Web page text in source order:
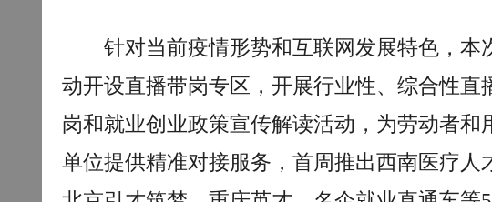
针对当前疫情形势和互联网发展特色，本
动开设直播带岗专区，开展行业性、综合性直
岗和就业创业政策宣传解读活动，为劳动者和
单位提供精准对接服务，首周推出西南医疗人